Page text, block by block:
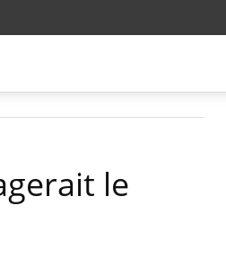
le